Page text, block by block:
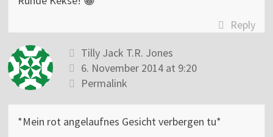
Reply
Tilly Jack T.R. Jones
6. November 2014 at 9:20
Permalink
*Mein rot angelaufnes Gesicht verbergen tu*